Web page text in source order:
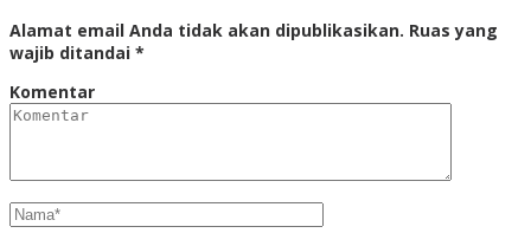
Alamat email Anda tidak akan dipublikasikan. Ruas yang
wajib ditandai *
Komentar